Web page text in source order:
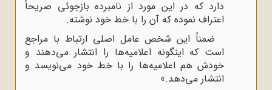
دارد که در این مورد از نامبرده بازجوئی صریحاً
اعتراف نموده که آن را با خط خود نوشته.
ضمناً این شخص عامل اصلی ارتباط با مراجع
است که اینگونه اعلامیه‌ها را انتشار می‌دهند و
خودش هم اعلامیه‌ها را با خط خود می‌نویسد و
انتشار می‌دهد.»